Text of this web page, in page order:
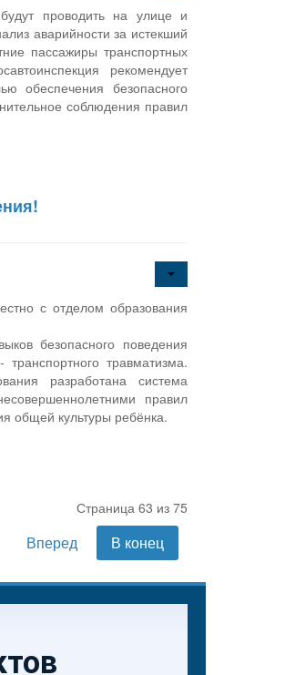
проводить на улице и
аварийности за истекший
пассажиры транспортных
рекомендует
обеспечения безопасного
соблюдения правил
с отделом образования
безопасного поведения
травматизма.
разработана система
правил
общей культуры ребёнка.
Страница 63 из 75
Вперед В конец